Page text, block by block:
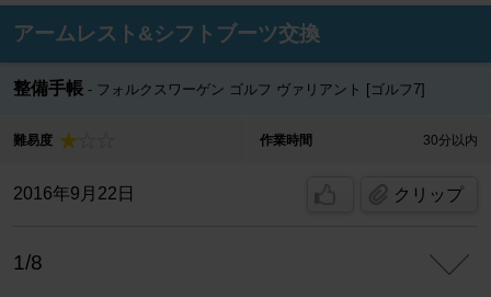
アームレスト&シフトブーツ交換
整備手帳 フォルクスワーゲン ゴルフ ヴァリアント [ゴルフ7]
難易度 作業時間 30分以内
2016年9月22日 クリップ
1/8